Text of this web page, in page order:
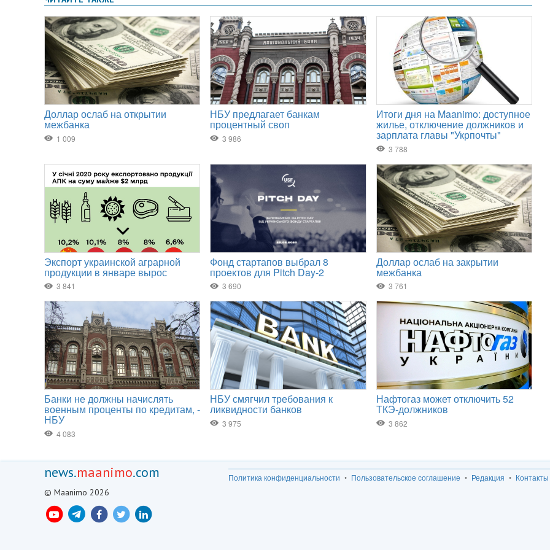
news.maanimo.com
© Maanimo 2026
Политика конфиденциальности Пользовательское соглашение Редакция Контакты